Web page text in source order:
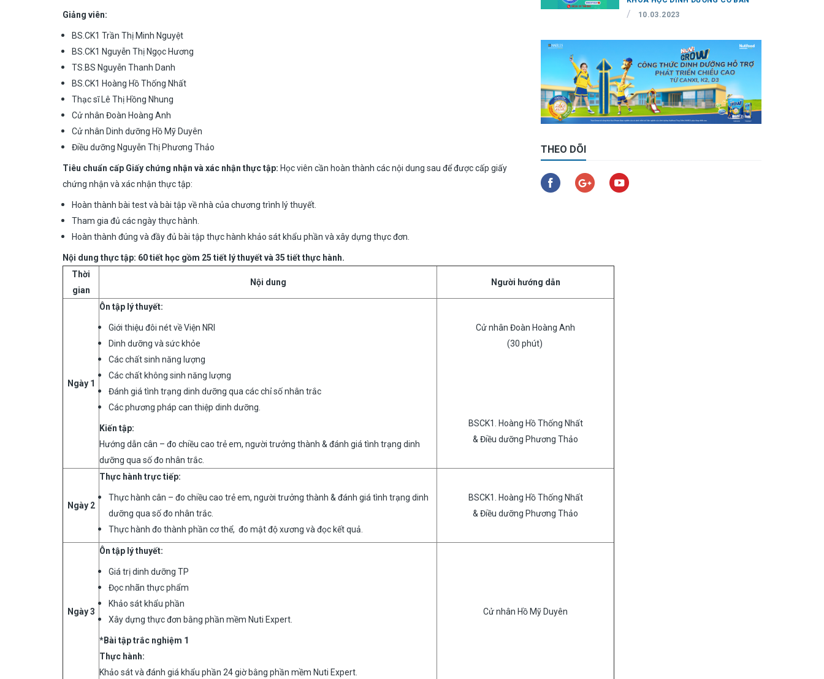
Giảng viên:
BS.CK1 Trần Thị Minh Nguyệt
BS.CK1 Nguyễn Thị Ngọc Hương
TS.BS Nguyễn Thanh Danh
BS.CK1 Hoàng Hồ Thống Nhất
Thạc sĩ Lê Thị Hồng Nhung
Cử nhân Đoàn Hoàng Anh
Cử nhân Dinh dưỡng Hồ Mỹ Duyên
Điều dưỡng Nguyễn Thị Phương Thảo
Tiêu chuẩn cấp Giấy chứng nhận và xác nhận thực tập: Học viên cần hoàn thành các nội dung sau để được cấp giấy
chứng nhận và xác nhận thực tập:
Hoàn thành bài test và bài tập về nhà của chương trình lý thuyết.
Tham gia đủ các ngày thực hành.
Hoàn thành đúng và đầy đủ bài tập thực hành khảo sát khẩu phần và xây dựng thực đơn.
Nội dung thực tập: 60 tiết học gồm 25 tiết lý thuyết và 35 tiết thực hành.
Thời
gian
Nội dung Người hướng dẫn
Ngày 1
Ôn tập l ýthuyết:
Giới thiệu đôi nét về Viện NRI
Dinh dưỡng và sức khỏe
Các chất sinh năng lượng
Các chất không sinh năng lượng
Đánh giá tình trạng dinh dưỡng qua các chỉ số nhân trắc
Các phương pháp can thiệp dinh dưỡng.
Kiến tập:
Hướng dẫn cân – đo chiều cao trẻ em, người trưởng thành & đánh giá tình trạng dinh
dưỡng qua số đo nhân trắc.
Cử nhân Đoàn Hoàng Anh
(30 phút)
BSCK1. Hoàng Hồ Thống Nhất
& Điều dưỡng Phương Thảo
Ngày 2
Thực hành trực tiếp:
Thực hành cân – đo chiều cao trẻ em, người trưởng thành & đánh giá tình trạng dinh
dưỡng qua số đo nhân trắc.
Thực hành đo thành phần cơ thể, đo mật độ xương và đọc kết quả.
BSCK1. Hoàng Hồ Thống Nhất
& Điều dưỡng Phương Thảo
Ngày 3
Ôn tập lý thuyết:
Giá trị dinh dưỡng TP
Đọc nhãn thực phẩm
Khảo sát khẩu phần
Xây dựng thực đơn bằng phần mềm Nuti Expert.
*Bài tập trắc nghiệm 1
Thực hành:
Khảo sát và đánh giá khẩu phần 24 giờ bằng phần mềm Nuti Expert.
Cử nhân Hồ Mỹ Duyên
/ 10.03.2023
THEO DÕI